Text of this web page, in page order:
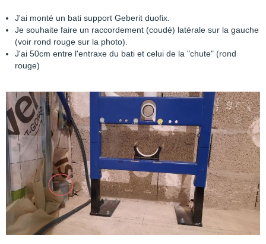
J'ai monté un bati support Geberit duofix.
Je souhaite faire un raccordement (coudé) latérale sur la gauche
(voir rond rouge sur la photo).
J'ai 50cm entre l'entraxe du bati et celui de la "chute" (rond
rouge)